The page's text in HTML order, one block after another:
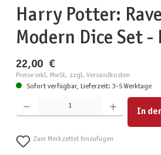
Harry Potter:
Modern Dice Set -
22,00 €
Preise inkl. MwSt. zzgl. Versandkosten
Sofort verfügbar, Lieferzeit: 3-5 Werktage
Produkt Anzahl: Gib den gewünschten Wert ein oder
In
Zum Merkzettel hinzufügen